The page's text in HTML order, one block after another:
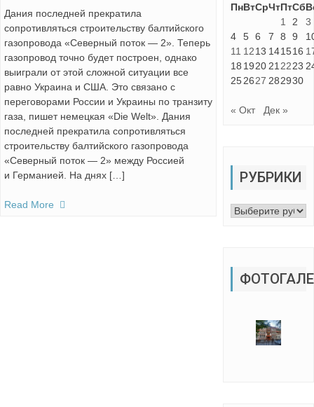
Дания последней прекратила
сопротивляться строительству балтийского
газопровода «Северный поток — 2». Теперь
газопровод точно будет построен, однако
выиграли от этой сложной ситуации все
равно Украина и США. Это связано с
переговорами России и Украины по транзиту
газа, пишет немецкая «Die Welt». Дания
последней прекратила сопротивляться
строительству балтийского газопровода
«Северный поток — 2» между Россией
и Германией. На днях […]
Read More
ПнВтСрЧтПтСб
1
2
3
4
5 6 7 8 9
11 1213 141516
18 1920 21 2223
252627 282930
« Окт Дек »
РУБРИКИ
Рубрики